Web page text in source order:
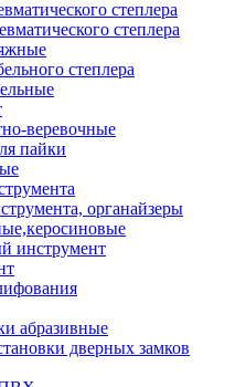
степлера
степлера
степлера
веревочные
пайки
органайзеры
инструмент
абразивные
дверных замков